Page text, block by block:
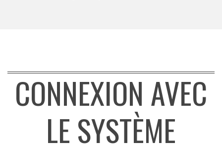
CONNEXION AVEC
LE SYSTÈME